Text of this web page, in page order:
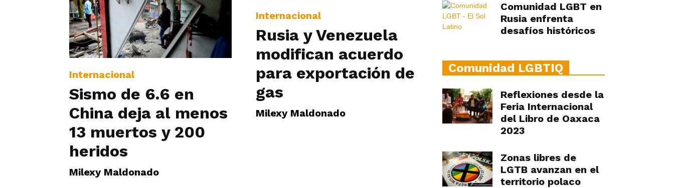
Internacional
Sismo de 6.6 en
China deja al menos
13 muertos y 200
heridos
Milexy Maldonado
Internacional
Rusia y Venezuela
modifican acuerdo
para exportación de
gas
Milexy Maldonado
Comunidad LGBT en
Rusia enfrenta
desafíos históricos
Comunidad LGBTIQ
Reflexiones desde la
Feria Internacional
del Libro de Oaxaca
2023
Zonas libres de
LGTB avanzan en el
territorio polaco